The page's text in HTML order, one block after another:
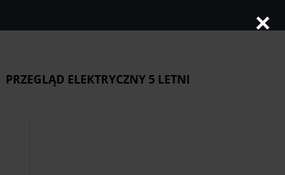
PRZEGLĄD ELEKTRYCZNY 5 LETNI
×